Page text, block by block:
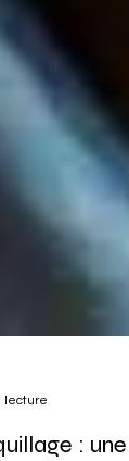
lecture